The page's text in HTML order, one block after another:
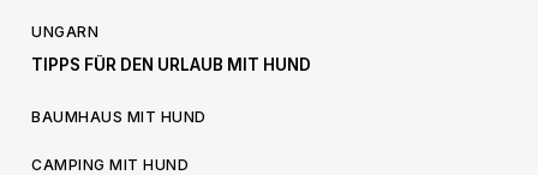
UNGARN
TIPPS FÜR DEN URLAUB MIT HUND
BAUMHAUS MIT HUND
CAMPING MIT HUND